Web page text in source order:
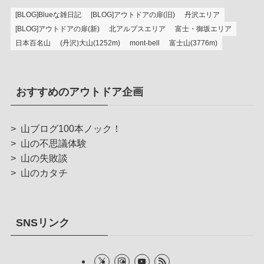
[BLOG]Blueな雑日記 [BLOG]アウトドアの扉(旧)
丹沢エリア
[BLOG]アウトドアの扉(新)
北アルプスエリア
富士・御坂エリア
日本百名山
(丹沢)大山(1252m) mont-bell 富士山(3776m)
おすすめのアウトドア企画
> 山ブログ100本ノック！
> 山の不思議体験
> 山の失敗談
> 山のカタチ
SNSリンク